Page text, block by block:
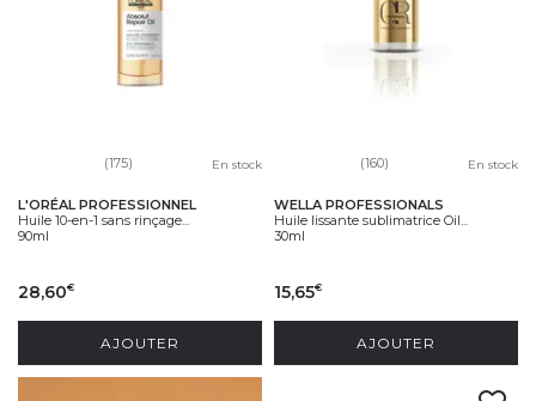
(175) En stock
L'ORÉAL PROFESSIONNEL
Huile 10-en-1 sans rinçage...
90ml
28,60€
AJOUTER
(160) En stock
WELLA PROFESSIONALS
Huile lissante sublimatrice Oil...
30ml
15,65€
AJOUTER